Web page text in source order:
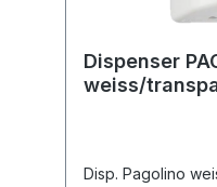
Dispenser
weiss/
Disp. Pagolino